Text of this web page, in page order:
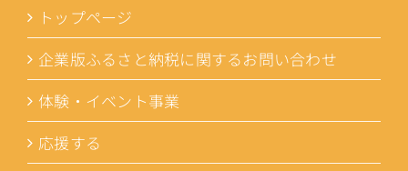
トップページ
企業版ふるさと納税に関するお問い合わせ
体験・イベント事業
応援する